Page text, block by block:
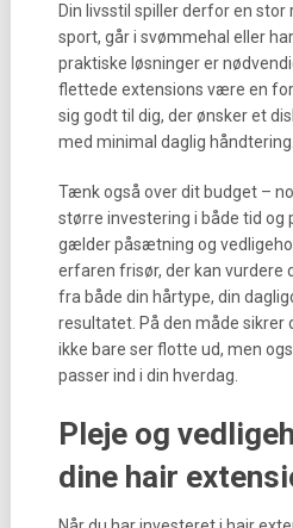
Din livsstil spiller derfor en stor
sport, går i svømmehal eller
praktiske løsninger er
flettede extensions være en
sig godt til dig, der ønsker et
med minimal daglig håndtering.
Tænk også over dit budget –
større investering i både tid og
gælder påsætning og
erfaren frisør, der kan vurdere
fra både din hårtype, din
resultatet. På den måde sikrer
ikke bare ser flotte ud, men
passer ind i din hverdag.
Pleje og
dine hair